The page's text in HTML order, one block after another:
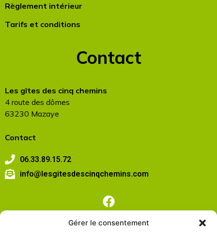
Gérer le consentement
Règlement intérieur
Tarifs et conditions
Contact
Les gîtes des cinq chemins
4 route des dômes
63230 Mazaye
Contact
06.33.89.15.72
info@lesgitesdescinqchemins.com